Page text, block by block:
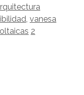
vanesa
2